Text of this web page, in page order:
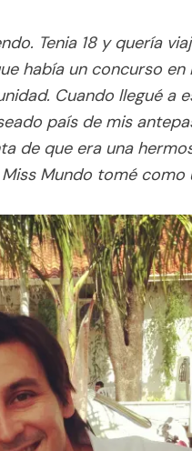
Tenia 18 y quería
había un concurso en
Cuando llegué a
país de mis
de que era una
Mundo tomé como